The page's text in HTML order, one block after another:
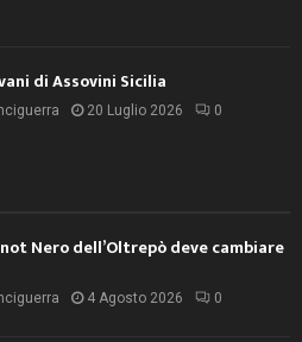
di Assovini Sicilia
20 Luglio 2026 0
Nero dell’Oltrepò deve cambiare
4 Agosto 2026 0